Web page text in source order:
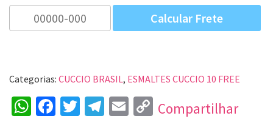
quantidade
Categorias: CUCCIO BRASIL, ESMALTES CUCCIO 10 FREE
WhatsApp
FacebookTwitterTelegram
EmailCopy
Compartilhar